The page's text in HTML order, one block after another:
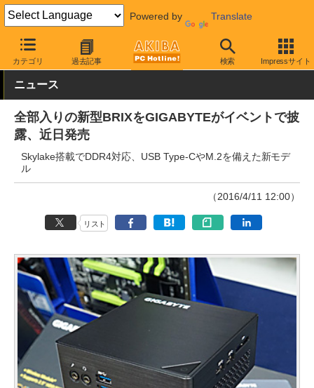
Powered by Translate
カテゴリ 過去記事 検索 Impressサイト
AKIBA PC Hotline! イベント
ニュース
全部入りの新型BRIXをGIGABYTEがイベントで披
露、近日発売
Skylake搭載でDDR4対応、USB Type-CやM.2を備えた新モデ
ル
（2016/4/11 12:00）
リスト